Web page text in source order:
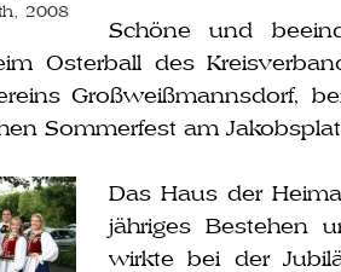
2008
Schöne und
Osterball des
Großweißmannsdorf,
Sommerfest am
Das Haus der
jäh­ri­ges Bestehen
wirk­te bei der